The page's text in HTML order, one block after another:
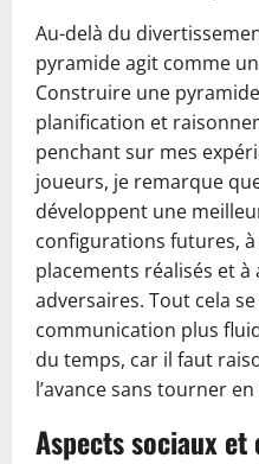
Au-delà du
pyramide agit comme
Construire une
planification et
penchant sur mes
joueurs, je remarque
développent une
configurations futures,
placements réalisés et
adversaires. Tout cela
communication plus
du temps, car il faut
l’avance sans tourner
Aspects sociaux